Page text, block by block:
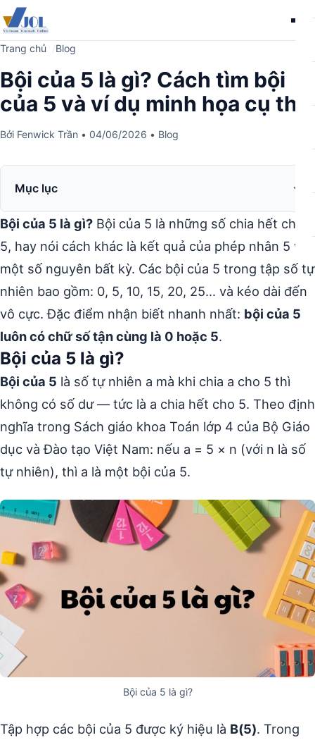
Trang chủ Blog
Bội của 5 là gì? Cách tìm bội
của 5 và ví dụ minh họa cụ thể
Bởi Fenwick Trần • 04/06/2026 • Blog
Mục lục
Bội của 5 là gì? Bội của 5 là những số chia hết cho
5, hay nói cách khác là kết quả của phép nhân 5 với
một số nguyên bất kỳ. Các bội của 5 trong tập số tự
nhiên bao gồm: 0, 5, 10, 15, 20, 25… và kéo dài đến
vô cực. Đặc điểm nhận biết nhanh nhất: bội của 5
luôn có chữ số tận cùng là 0 hoặc 5.
Bội của 5 là gì?
Bội của 5 là số tự nhiên a mà khi chia a cho 5 thì
không có số dư — tức là a chia hết cho 5. Theo định
nghĩa trong Sách giáo khoa Toán lớp 4 của Bộ Giáo
dục và Đào tạo Việt Nam: nếu a = 5 × n (với n là số
tự nhiên), thì a là một bội của 5.
Bội của 5 là gì?
Tập hợp các bội của 5 được ký hiệu là B(5). Trong